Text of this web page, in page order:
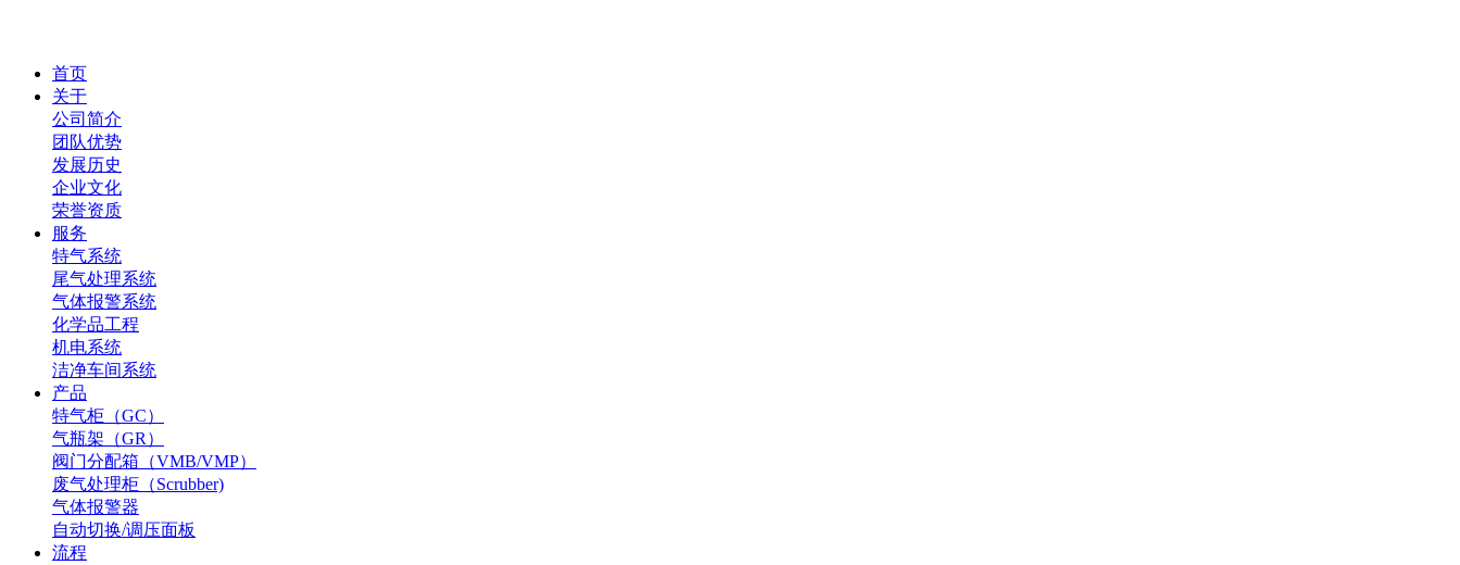
首页
关于
公司简介
团队优势
发展历史
企业文化
荣誉资质
服务
特气系统
尾气处理系统
气体报警系统
化学品工程
机电系统
洁净车间系统
产品
特气柜（GC）
气瓶架（GR）
阀门分配箱（VMB/VMP）
废气处理柜（Scrubber)
气体报警器
自动切换/调压面板
流程